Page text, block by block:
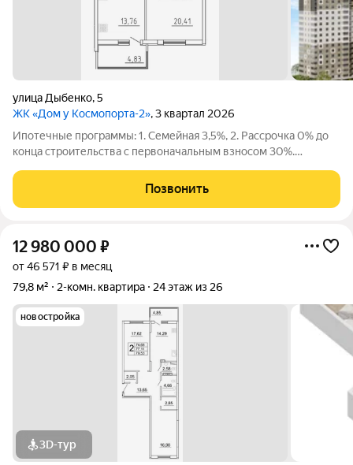
улица Дыбенко,5
ЖК «Дом у Космопорта-2», 3 квартал 2026
Ипотечные программы: 1. Семейная 3,5%, 2. Рассрочка 0% до
конца строительства с первоначальным взносом 30%.
комплексе «Дом у Космопорта 2»;. ЖК «Дом у Космопорта 2»
располагается в географическом
Позвонить
12 980 000 ₽
от 46 571 ₽ в месяц
79,8 м²
2-комн. квартира 24 этаж из 26
новостройка
3D-тур